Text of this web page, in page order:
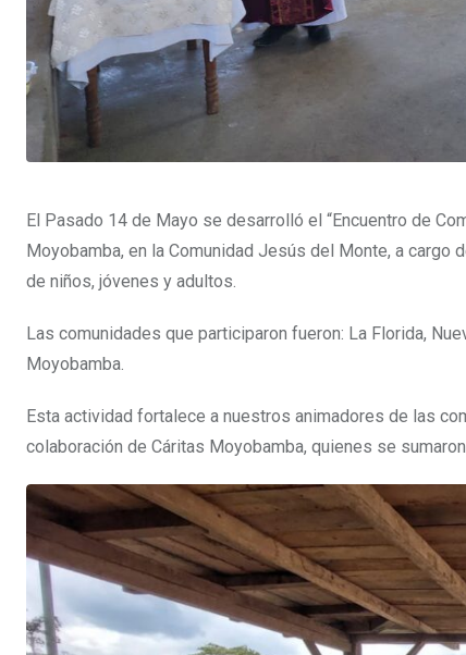
El Pasado 14 de Mayo se desarrolló el “Encuentro de
Moyobamba, en la Comunidad Jesús del Monte, a cargo
de niños, jóvenes y adultos.
Las comunidades que participaron fueron: La Florida,
Moyobamba.
Esta actividad fortalece a nuestros animadores de las
colaboración de Cáritas Moyobamba, quienes se